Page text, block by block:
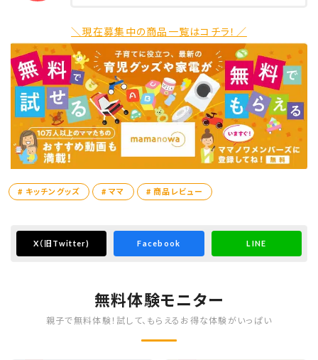
＼現在募集中の商品一覧はコチラ！／
# キッチングッズ # ママ # 商品レビュー
X （旧Twitter) Facebook LINE
無料体験モニター
親子で無料体験！試して、もらえるお得な体験がいっぱい